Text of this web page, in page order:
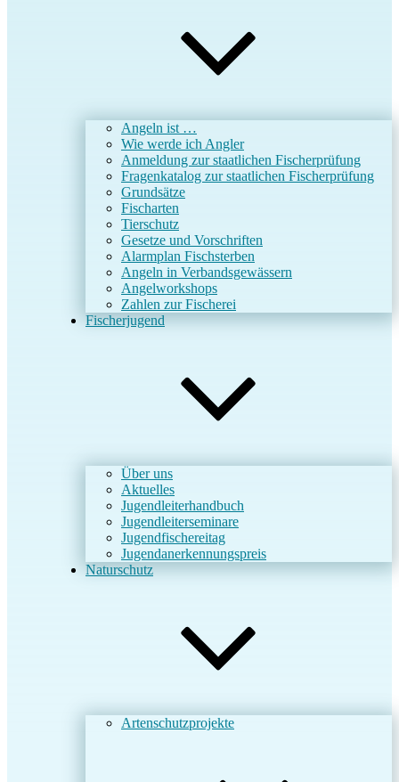
Angeln ist …
Wie werde ich Angler
Anmeldung zur staatlichen Fischerprüfung
Fragenkatalog zur staatlichen Fischerprüfung
Grundsätze
Fischarten
Tierschutz
Gesetze und Vorschriften
Alarmplan Fischsterben
Angeln in Verbandsgewässern
Angelworkshops
Zahlen zur Fischerei
Fischerjugend
Über uns
Aktuelles
Jugendleiterhandbuch
Jugendleiterseminare
Jugendfischereitag
Jugendanerkennungspreis
Naturschutz
Artenschutzprojekte